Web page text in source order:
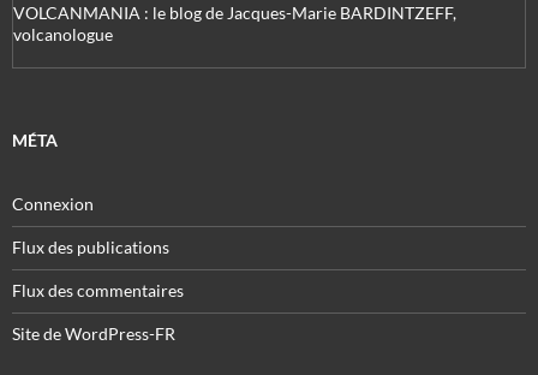
VOLCANMANIA : le blog de Jacques-Marie BARDINTZEFF,
volcanologue
MÉTA
Connexion
Flux des publications
Flux des commentaires
Site de WordPress-FR